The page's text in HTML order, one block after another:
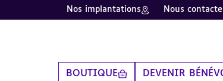
Nos implantations Nous
BOUTIQUE DEVENIR